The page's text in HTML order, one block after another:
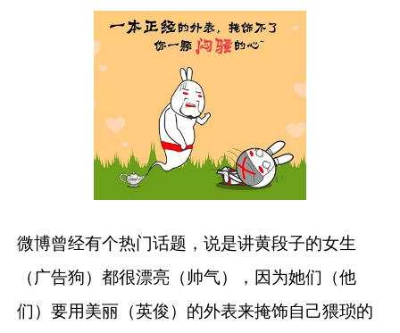
微博曾经有个热门话题，说是讲黄段子的女生
（广告狗）都很漂亮（帅气），因为她们（他
们）要用美丽（英俊）的外表来掩饰自己猥琐的